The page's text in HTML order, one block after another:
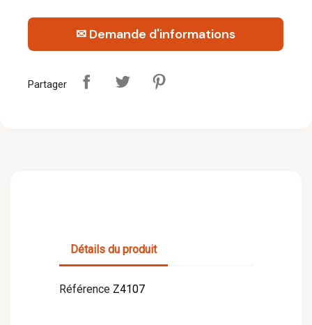
✉ Demande d'informations
Partager
Détails du produit
Référence Z4107